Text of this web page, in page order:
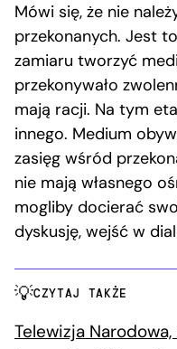
Mówi się, że nie
przekonanych. Jest
zamiaru tworzyć
przekonywało
mają racji. Na tym
innego. Medium
zasięg wśród
nie mają własnego
mogliby docierać
dyskusję, wejść w
CZYTAJ TAKŻE
Telewizja